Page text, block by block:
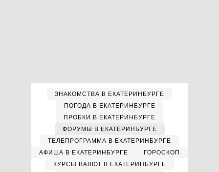
ЗНАКОМСТВА В ЕКАТЕРИНБУРГЕ
ПОГОДА В ЕКАТЕРИНБУРГЕ
ПРОБКИ В ЕКАТЕРИНБУРГЕ
ФОРУМЫ В ЕКАТЕРИНБУРГЕ
ТЕЛЕПРОГРАММА В ЕКАТЕРИНБУРГЕ
АФИША В ЕКАТЕРИНБУРГЕ
ГОРОСКОП
КУРСЫ ВАЛЮТ В ЕКАТЕРИНБУРГЕ